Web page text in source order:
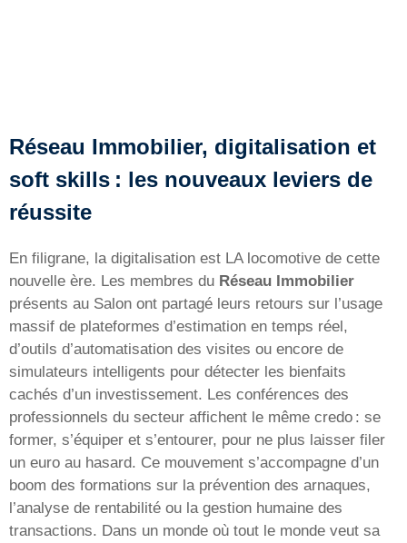
Réseau Immobilier, digitalisation et
soft skills : les nouveaux leviers de
réussite
En filigrane, la digitalisation est LA locomotive de cette
nouvelle ère. Les membres du Réseau Immobilier
présents au Salon ont partagé leurs retours sur l’usage
massif de plateformes d’estimation en temps réel,
d’outils d’automatisation des visites ou encore de
simulateurs intelligents pour détecter les bienfaits
cachés d’un investissement. Les conférences des
professionnels du secteur affichent le même credo : se
former, s’équiper et s’entourer, pour ne plus laisser filer
un euro au hasard. Ce mouvement s’accompagne d’un
boom des formations sur la prévention des arnaques,
l’analyse de rentabilité ou la gestion humaine des
transactions. Dans un monde où tout le monde veut sa